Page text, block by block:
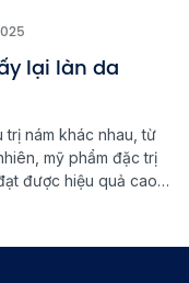
lại làn da
nám khác nhau, từ
mỹ phẩm đặc trị
được hiệu quả cao